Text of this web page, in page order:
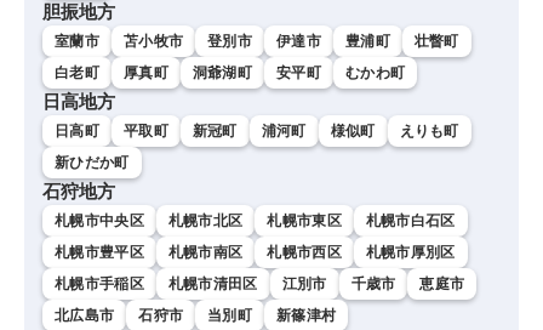
胆振地方
室蘭市 苫小牧市 登別市 伊達市 豊浦町
壮瞥町
白老町
厚真町 洞爺湖町 安平町 むかわ町
日高地方
日高町 平取町 新冠町 浦河町 様似町
えりも町
新ひだか町
石狩地方
札幌市中央区 札幌市北区 札幌市東区
札幌市白石区
札幌市豊平区
札幌市南区 札幌市西区
札幌市厚別区
札幌市手稲区
札幌市清田区 江別市 千歳市
恵庭市
北広島市
石狩市 当別町 新篠津村